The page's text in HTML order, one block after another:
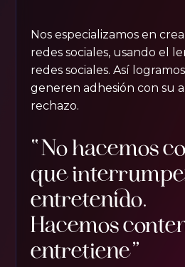
Nos especializamos en
redes sociales, usando el
redes sociales. Así
generen adhesión con su
rechazo.
“No hacemos
que
entretenido.
Hacemos
entretiene”